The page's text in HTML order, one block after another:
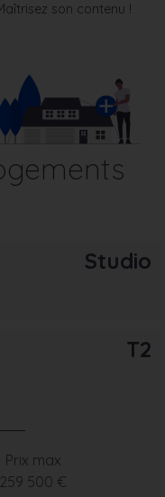
son contenu !
Studio
T2
Prix max
259 500 €